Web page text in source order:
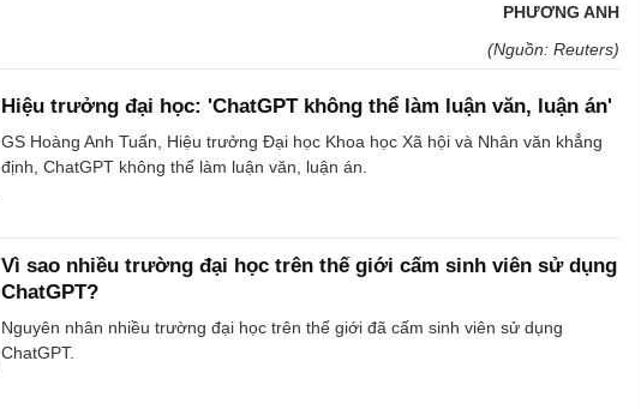
PHƯƠNG ANH
(Nguồn: Reuters)
Hiệu trưởng đại học: 'ChatGPT không thể làm luận văn, luận án'
GS Hoàng Anh Tuấn, Hiệu trưởng Đại học Khoa học Xã hội và Nhân văn khẳng
định, ChatGPT không thể làm luận văn, luận án.
Vì sao nhiều trường đại học trên thế giới cấm sinh viên sử dụng
ChatGPT?
Nguyên nhân nhiều trường đại học trên thế giới đã cấm sinh viên sử dụng
ChatGPT.